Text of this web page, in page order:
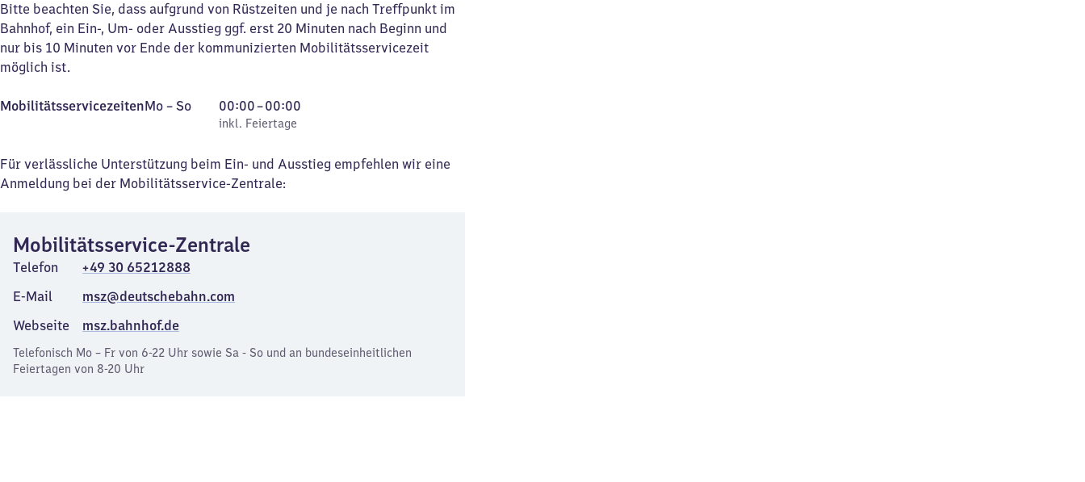
Bitte beachten Sie, dass aufgrund von Rüstzeiten und je nach Treffpunkt im
Bahnhof, ein Ein-, Um- oder Ausstieg ggf. erst 20 Minuten nach Beginn und
nur bis 10 Minuten vor Ende der kommunizierten Mobilitätsservicezeit
möglich ist.
MobilitätsservicezeitenMontag
Mo – So,
inkl. Feiertage
00:00–00:00
Von
0
bis
0
inkl. Feiertage
Für verlässliche Unterstützung beim Ein- und Ausstieg empfehlen wir eine
Anmeldung bei der Mobilitätsservice-Zentrale:
Mobilitätsservice-Zentrale
Telefon
+49 30 65212888
E-Mail
msz@deutschebahn.com
Webseite
msz.bahnhof.de
Telefonisch Mo – Fr von 6-22 Uhr sowie Sa - So und an bundeseinheitlichen
Feiertagen von 8-20 Uhr